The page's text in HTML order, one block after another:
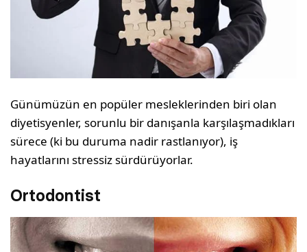
Günümüzün en popüler mesleklerinden biri olan
diyetisyenler, sorunlu bir danışanla karşılaşmadıkları
sürece (ki bu duruma nadir rastlanıyor), iş
hayatlarını stressiz sürdürüyorlar.
Ortodontist